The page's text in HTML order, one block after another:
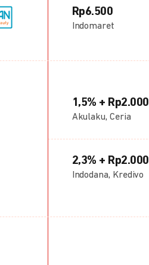
Rp6.500
Indomaret
1,5% + Rp2.000
Akulaku, Ceria
2,3% + Rp2.000
Indodana, Kredivo